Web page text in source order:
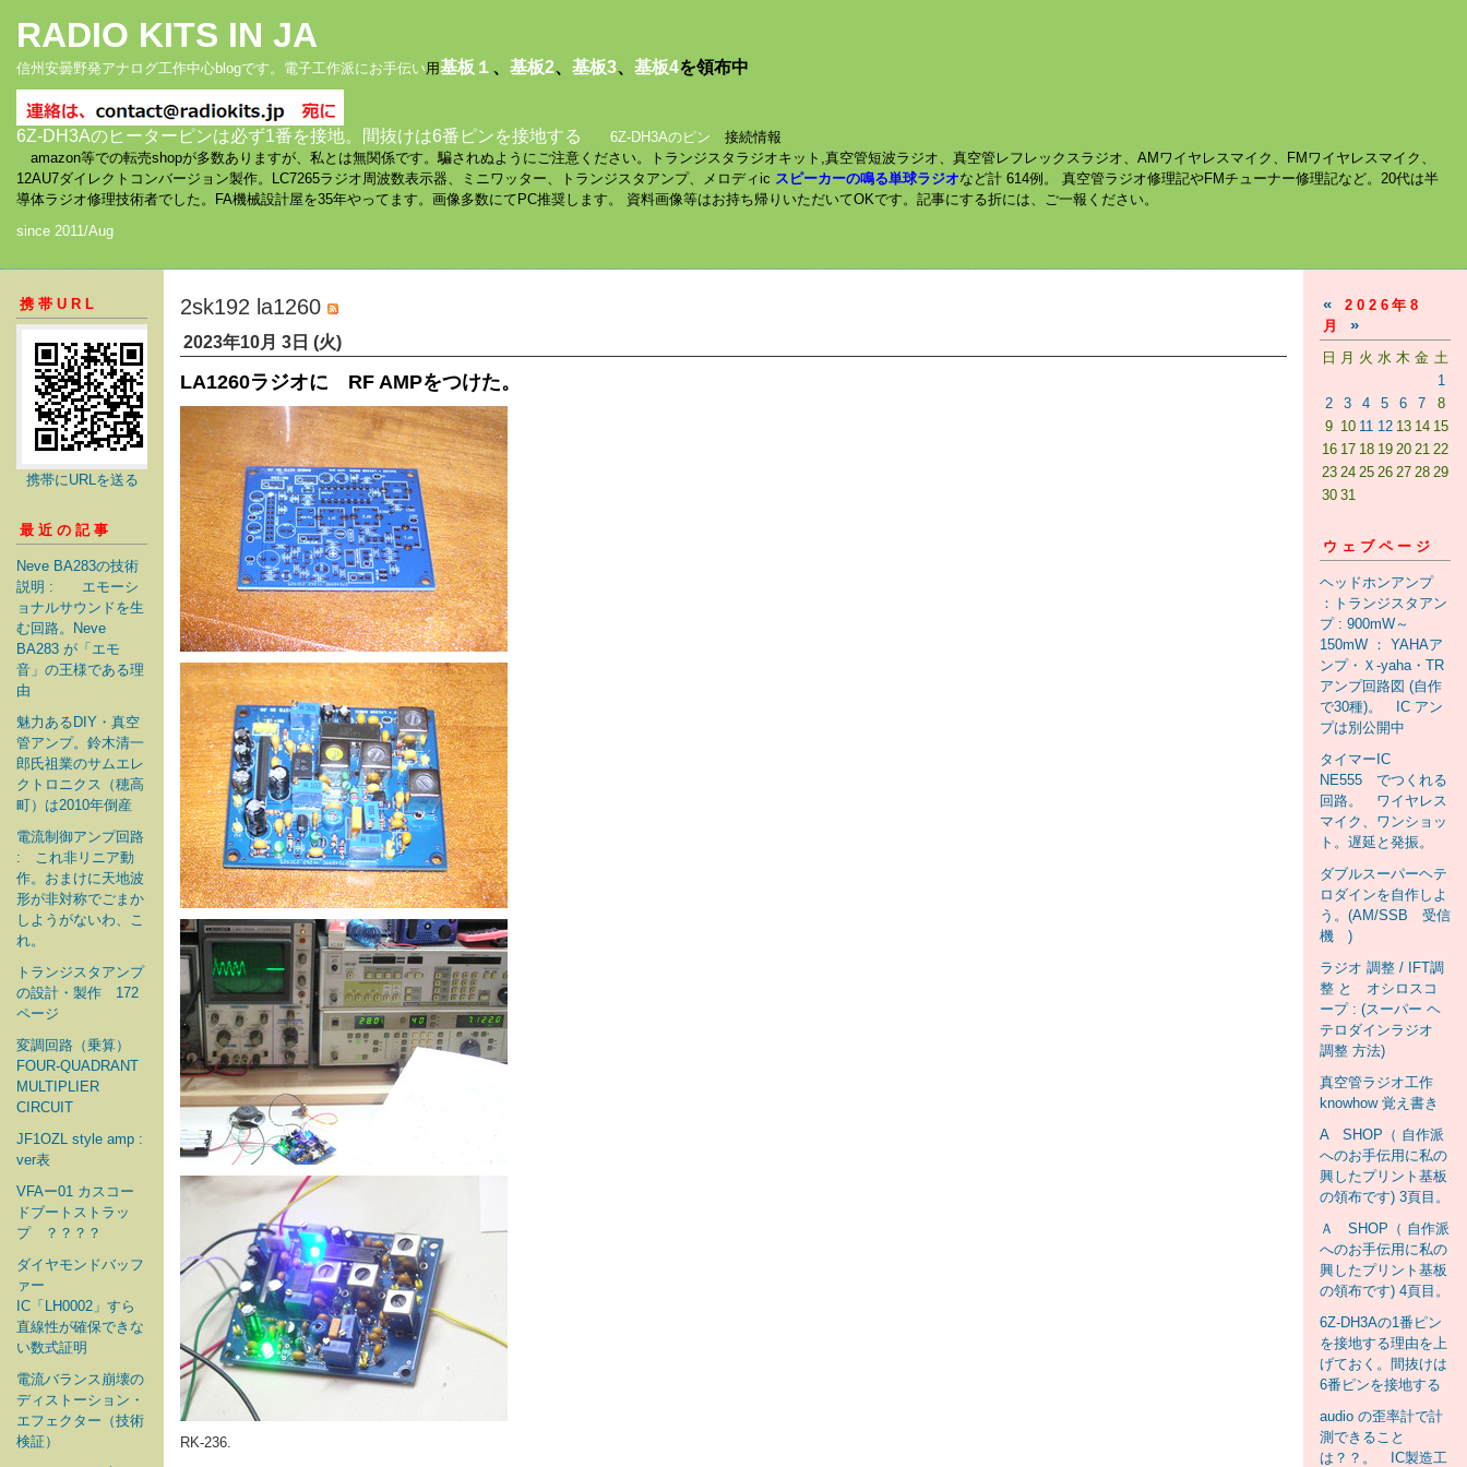
RADIO KITS IN JA
信州安曇野発アナログ工作中心blogです。電子工作派にお手伝い用基板１ 、 基板2、 基板3、 基板4を領布中
6Z-DH3Aのヒーターピンは必ず1番を接地。間抜けは6番ピンを接地する 6Z-DH3Aのピン 接続情報
amazon等での転売shopが多数ありますが、私とは無関係です。騙されぬようにご注意ください。トランジスタラジオキット,真空管短波ラジオ、真空管レフレックスラジオ、AMワイヤレスマイク、FMワイヤレスマイク、
12AU7ダイレクトコンバージョン製作。LC7265ラジオ周波数表示器、ミニワッター、トランジスタアンプ、メロディic スピーカーの鳴る単球ラジオなど計 614例。 真空管ラジオ修理記やFMチューナー修理記など。20代は半
導体ラジオ修理技術者でした。FA機械設計屋を35年やってます。画像多数にてPC推奨します。 資料画像等はお持ち帰りいただいてOKです。記事にする折には、ご一報ください。
since 2011/Aug
携帯URL
携帯にURLを送る
最近の記事
Neve BA283の技術
説明 : エモーシ
ョナルサウンドを生
む回路。Neve
BA283 が「エモ
音」の王様である理
由
魅力あるDIY・真空
管アンプ。鈴木清一
郎氏祖業のサムエレ
クトロニクス（穂高
町）は2010年倒産
電流制御アンプ回路
: これ非リニア動
作。おまけに天地波
形が非対称でごまか
しようがないわ、こ
れ。
トランジスタアンプ
の設計・製作 172
ページ
変調回路（乗算）
FOUR-QUADRANT
MULTIPLIER
CIRCUIT
JF1OZL style amp :
ver表
VFAー01 カスコー
ドブートストラッ
プ ？？？？
ダイヤモンドバッフ
ァー
IC「LH0002」すら
直線性が確保できな
い数式証明
電流バランス崩壊の
ディストーション・
エフェクター（技術
検証）
2sk192 la1260
2023年10月 3日 (火)
LA1260ラジオに RF AMPをつけた。
RK-236.
« 2026年8
月
»
日 月 火 水 木 金 土
1
2
3 4 5 6 7
8
9 10 11 12 13 14 15
16 17 18 19 20 21 22
23 24 25 26 27 28 29
30 31
ウェブページ
ヘッドホンアンプ
：トランジスタアン
プ : 900mW～
150mW ： YAHAア
ンプ・Ｘ-yaha・TR
アンプ回路図 (自作
で30種)。 IC アン
プは別公開中
タイマーIC
NE555 でつくれる
回路。 ワイヤレス
マイク、ワンショッ
ト。遅延と発振。
ダブルスーパーヘテ
ロダインを自作しよ
う。(AM/SSB 受信
機 )
ラジオ 調整 / IFT調
整 と オシロスコ
ープ : (スーパー ヘ
テロダインラジオ
調整 方法)
真空管ラジオ工作
knowhow 覚え書き
A SHOP（ 自作派
へのお手伝用に私の
興したプリント基板
の領布です) 3頁目。
Ａ SHOP（ 自作派
へのお手伝用に私の
興したプリント基板
の領布です) 4頁目。
6Z-DH3Aの1番ピン
を接地する理由を上
げておく。間抜けは
6番ピンを接地する
audio の歪率計で計
測できること
は？？。 IC製造工